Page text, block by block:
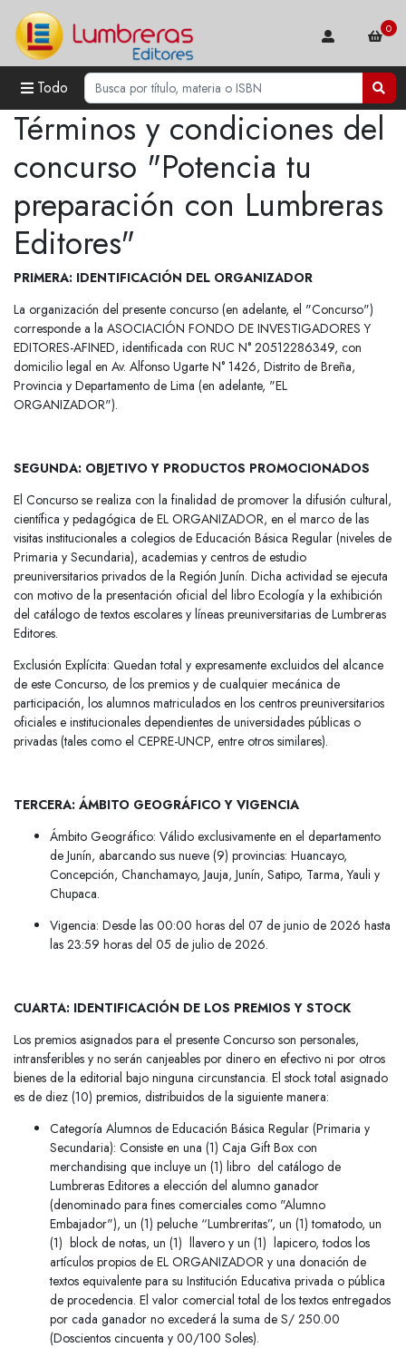
Todo
0
Términos y condiciones del
concurso "Potencia tu
preparación con Lumbreras
Editores"
PRIMERA: IDENTIFICACIÓN DEL ORGANIZADOR
La organización del presente concurso (en adelante, el "Concurso")
corresponde a la ASOCIACIÓN FONDO DE INVESTIGADORES Y
EDITORES-AFINED, identificada con RUC N° 20512286349, con
domicilio legal en Av. Alfonso Ugarte N° 1426, Distrito de Breña,
Provincia y Departamento de Lima (en adelante, "EL
ORGANIZADOR").
SEGUNDA: OBJETIVO Y PRODUCTOS PROMOCIONADOS
El Concurso se realiza con la finalidad de promover la difusión cultural,
científica y pedagógica de EL ORGANIZADOR, en el marco de las
visitas institucionales a colegios de Educación Básica Regular (niveles de
Primaria y Secundaria), academias y centros de estudio
preuniversitarios privados de la Región Junín. Dicha actividad se ejecuta
con motivo de la presentación oficial del libro Ecología y la exhibición
del catálogo de textos escolares y líneas preuniversitarias de Lumbreras
Editores.
Exclusión Explícita: Quedan total y expresamente excluidos del alcance
de este Concurso, de los premios y de cualquier mecánica de
participación, los alumnos matriculados en los centros preuniversitarios
oficiales e institucionales dependientes de universidades públicas o
privadas (tales como el CEPRE-UNCP, entre otros similares).
TERCERA: ÁMBITO GEOGRÁFICO Y VIGENCIA
Ámbito Geográfico: Válido exclusivamente en el departamento
de Junín, abarcando sus nueve (9) provincias: Huancayo,
Concepción, Chanchamayo, Jauja, Junín, Satipo, Tarma, Yauli y
Chupaca.
Vigencia: Desde las 00:00 horas del 07 de junio de 2026 hasta
las 23:59 horas del 05 de julio de 2026.
CUARTA: IDENTIFICACIÓN DE LOS PREMIOS Y STOCK
Los premios asignados para el presente Concurso son personales,
intransferibles y no serán canjeables por dinero en efectivo ni por otros
bienes de la editorial bajo ninguna circunstancia. El stock total asignado
es de diez (10) premios, distribuidos de la siguiente manera:
Categoría Alumnos de Educación Básica Regular (Primaria y
Secundaria): Consiste en una (1) Caja Gift Box con
merchandising que incluye un (1) libro del catálogo de
Lumbreras Editores a elección del alumno ganador
(denominado para fines comerciales como "Alumno
Embajador"), un (1) peluche “Lumbreritas”, un (1) tomatodo, un
(1) block de notas, un (1) llavero y un (1) lapicero, todos los
artículos propios de EL ORGANIZADOR y una donación de
textos equivalente para su Institución Educativa privada o pública
de procedencia. El valor comercial total de los textos entregados
por cada ganador no excederá la suma de S/ 250.00
(Doscientos cincuenta y 00/100 Soles).